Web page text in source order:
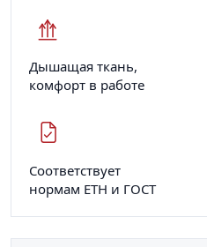
Дышащая ткань,
комфорт в работе
Соответствует
нормам ЕТН и ГОСТ